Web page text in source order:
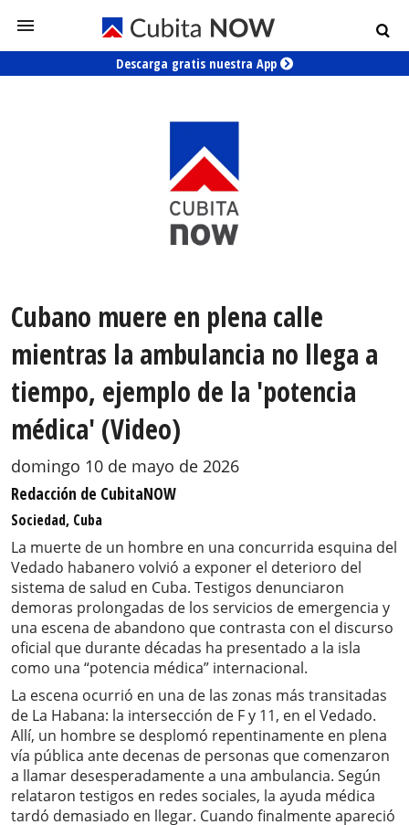
Descarga gratis nuestra App
Cubano muere en plena calle
mientras la ambulancia no llega a
tiempo, ejemplo de la 'potencia
médica' (Video)
domingo 10 de mayo de 2026
Redacción de CubitaNOW
Sociedad, Cuba
La muerte de un hombre en una concurrida esquina del
Vedado habanero volvió a exponer el deterioro del
sistema de salud en Cuba. Testigos denunciaron
demoras prolongadas de los servicios de emergencia y
una escena de abandono que contrasta con el discurso
oficial que durante décadas ha presentado a la isla
como una “potencia médica” internacional.
La escena ocurrió en una de las zonas más transitadas
de La Habana: la intersección de F y 11, en el Vedado.
Allí, un hombre se desplomó repentinamente en plena
vía pública ante decenas de personas que comenzaron
a llamar desesperadamente a una ambulancia. Según
relataron testigos en redes sociales, la ayuda médica
tardó demasiado en llegar. Cuando finalmente apareció